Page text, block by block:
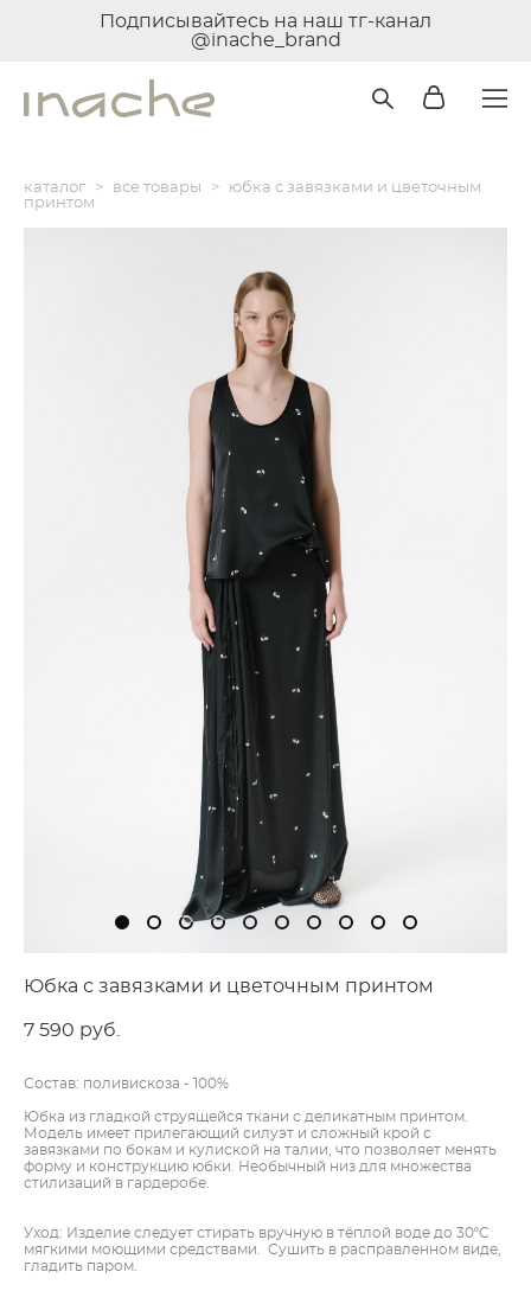
Подписывайтесь на наш тг-канал
@inache_brand
каталог > все товары >
юбка с завязками и цветочным
принтом
Юбка с завязками и цветочным принтом
7 590 pуб.
Состав: поливискоза - 100%
Юбка из гладкой струящейся ткани с деликатным принтом.
Модель имеет прилегающий силуэт и сложный крой с
завязками по бокам и кулиской на талии, что позволяет менять
форму и конструкцию юбки. Необычный низ для множества
стилизаций в гардеробе.
Уход: Изделие следует стирать вручную в тёплой воде до 30ºC
мягкими моющими средствами. Сушить в расправленном виде,
гладить паром.